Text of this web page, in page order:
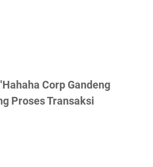
Corp Gandeng
Proses Transaksi